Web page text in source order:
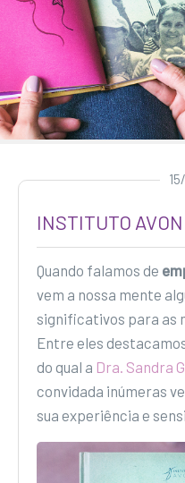
INSTITUTO
Quando falamos de
vem a nossa mente
significativos para as
Entre eles
do qual a Dra. Sandra
convidada inúmeras
sua experiência e